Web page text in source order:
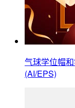
气球学位帽
(AI/EPS)